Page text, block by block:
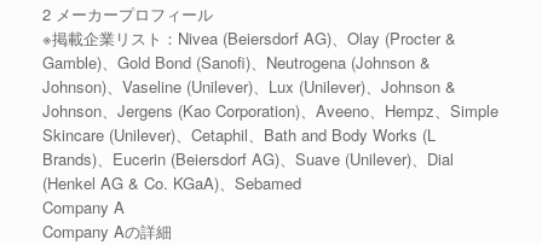
2 メーカープロフィール
※掲載企業リスト：Nivea (Beiersdorf AG)、Olay (Procter &
Gamble)、Gold Bond (Sanofi)、Neutrogena (Johnson &
Johnson)、Vaseline (Unilever)、Lux (Unilever)、Johnson &
Johnson、Jergens (Kao Corporation)、Aveeno、Hempz、Simple
Skincare (Unilever)、Cetaphil、Bath and Body Works (L
Brands)、Eucerin (Beiersdorf AG)、Suave (Unilever)、Dial
(Henkel AG & Co. KGaA)、Sebamed
Company A
Company Aの詳細